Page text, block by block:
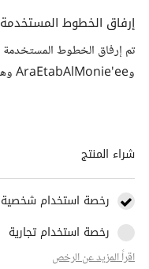
إرفاق الخطوط المستخدمة
وAraEtabAlMonie'ee وهي خطوط مجانية.
شراء المنتج
رخصة استخدام شخصية
رخصة استخدام تجارية
اقراً المزيد عن الرخص